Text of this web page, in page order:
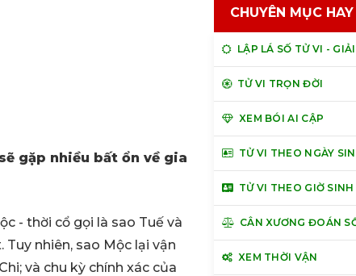
gặp nhiều bất ổn về gia
- thời cổ gọi là sao Tuế và
nhiên, sao Mộc lại vận
và chu kỳ chính xác của
CHUYÊN MỤC HAY
LẬP LÁ SỐ TỬ VI -
TỬ VI TRỌN ĐỜI
XEM BÓI AI CẬP
TỬ VI THEO NGÀY
TỬ VI THEO GIỜ SINH
CÂN XƯƠNG ĐOÁN
XEM THỜI VẬN